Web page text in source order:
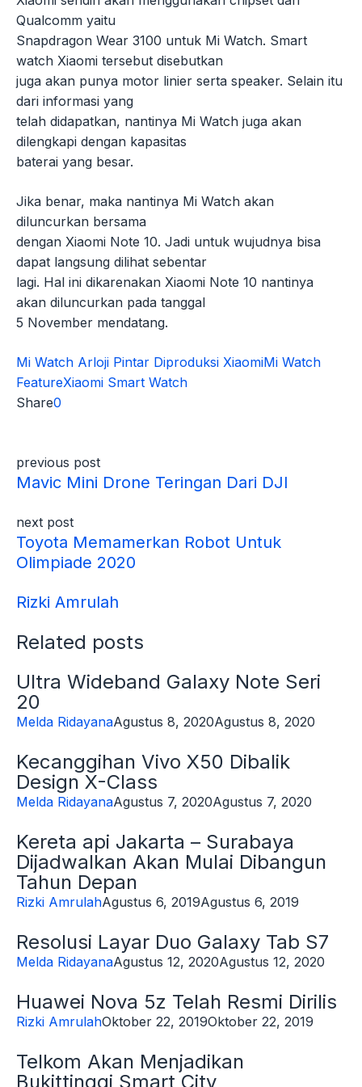
Qualcomm yaitu
Snapdragon Wear 3100 untuk Mi Watch. Smart
watch Xiaomi tersebut disebutkan
juga akan punya motor linier serta speaker. Selain itu
dari informasi yang
telah didapatkan, nantinya Mi Watch juga akan
dilengkapi dengan kapasitas
baterai yang besar.
Jika benar, maka nantinya Mi Watch akan
diluncurkan bersama
dengan Xiaomi Note 10. Jadi untuk wujudnya bisa
dapat langsung dilihat sebentar
lagi. Hal ini dikarenakan Xiaomi Note 10 nantinya
akan diluncurkan pada tanggal
5 November mendatang.
Mi Watch Arloji Pintar Diproduksi XiaomiMi Watch
FeatureXiaomi Smart Watch
Share0
previous post
Mavic Mini Drone Teringan Dari DJI
next post
Toyota Memamerkan Robot Untuk
Olimpiade 2020
Rizki Amrulah
Related posts
Ultra Wideband Galaxy Note Seri
20
Melda RidayanaAgustus 8, 2020Agustus 8, 2020
Kecanggihan Vivo X50 Dibalik
Design X-Class
Melda RidayanaAgustus 7, 2020Agustus 7, 2020
Kereta api Jakarta – Surabaya
Dijadwalkan Akan Mulai Dibangun
Tahun Depan
Rizki AmrulahAgustus 6, 2019Agustus 6, 2019
Resolusi Layar Duo Galaxy Tab S7
Melda RidayanaAgustus 12, 2020Agustus 12, 2020
Huawei Nova 5z Telah Resmi Dirilis
Rizki AmrulahOktober 22, 2019Oktober 22, 2019
Telkom Akan Menjadikan
Bukittinggi Smart City